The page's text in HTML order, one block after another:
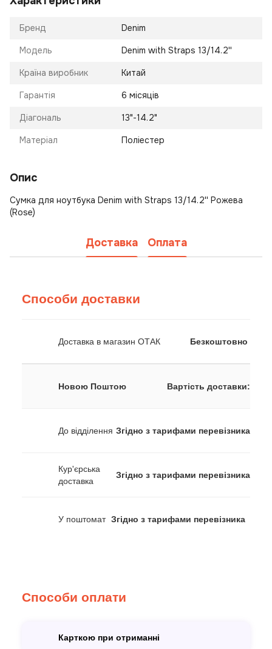
Бренд Denim
Модель Denim with Straps 13/14.2''
Країна виробник Китай
Гарантія 6 місяців
Діагональ 13"-14.2"
Матеріал Поліестер
Опис
Сумка для ноутбука Denim with Straps 13/14.2'' Рожева
(Rose)
Доставка Оплата
Способи доставки
Доставка в магазин ОТАК Безкоштовно
Новою Поштою Вартість доставки:
До відділення Згідно з тарифами перевізника
Кур'єрська
доставка
Згідно з тарифами перевізника
У поштомат Згідно з тарифами перевізника
Способи оплати
Карткою при отриманні